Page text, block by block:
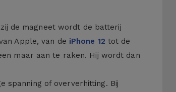
de magneet wordt de batterij
Apple, van de iPhone 12 tot de
maar aan te raken. Hij wordt dan
spanning of oververhitting. Bij